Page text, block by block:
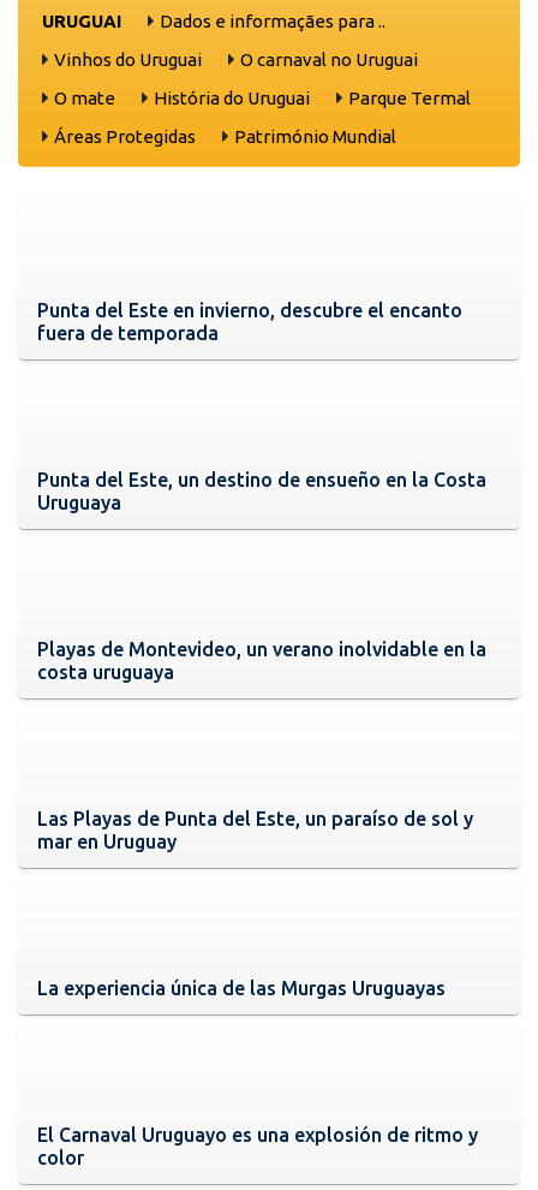
URUGUAI
Dados e informaçães para ..
Vinhos do Uruguai
O carnaval no Uruguai
O mate
História do Uruguai
Parque Termal
Áreas Protegidas
Património Mundial
Punta del Este en invierno, descubre el encanto
fuera de temporada
Punta del Este, un destino de ensueño en la Costa
Uruguaya
Playas de Montevideo, un verano inolvidable en la
costa uruguaya
Las Playas de Punta del Este, un paraíso de sol y
mar en Uruguay
La experiencia única de las Murgas Uruguayas
El Carnaval Uruguayo es una explosión de ritmo y
color